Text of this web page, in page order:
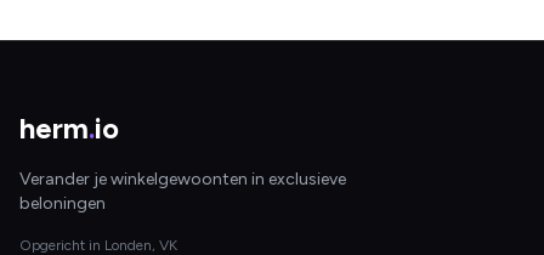
herm.io
Verander je winkelgewoonten in exclusieve
beloningen
Opgericht in Londen, VK